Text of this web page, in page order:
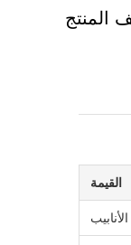
المنتج
القيمة